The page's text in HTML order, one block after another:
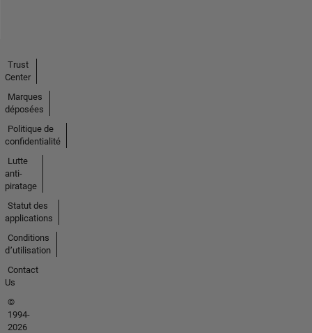
Trust
Center
Marques
déposées
Politique de
confidentialité
Lutte
anti-
piratage
Statut des
applications
Conditions
d՚utilisation
Contact
Us
©
1994-
2026